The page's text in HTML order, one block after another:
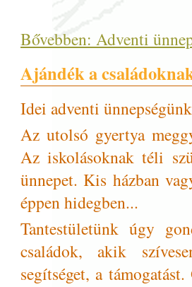
Bővebben: Adventi
Ajándék a
Idei adventi
Az utolsó gyertya
Az iskolásoknak téli
ünnepet. Kis házban
éppen hidegben...
Tantestületünk úgy
családok, akik
segítséget, a